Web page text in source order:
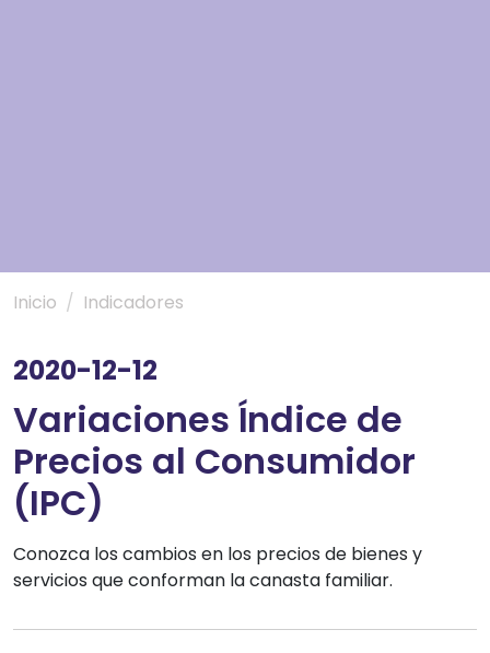
Inicio Indicadores
2020-12-12
Variaciones Índice de
Precios al Consumidor
(IPC)
Conozca los cambios en los precios de bienes y
servicios que conforman la canasta familiar.